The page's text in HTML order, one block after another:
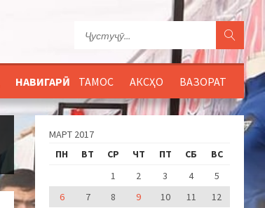
НАВИГАРӢ ТАМОС АКСҲО ВАЗОРАТ
МАРТ 2017
ПН
ВТ СР ЧТ ПТ СБ ВС
1 2 3 4
5
6
7 8 9 10 11
12